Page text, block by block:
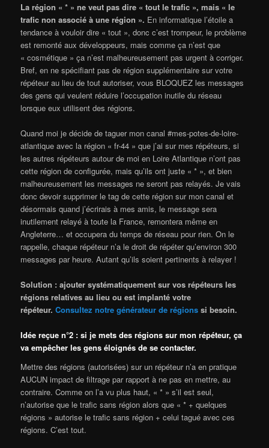
La région « * » ne veut pas dire « tout le trafic », mais « le
trafic non associé à une région ». En informatique l’étoile a
tendance à vouloir dire « tout », donc c’est trompeur, le problème
est remonté aux développeurs, mais comme ça n’est que
« cosmétique » ça n’est malheureusement pas urgent à corriger.
Bref, en ne spécifiant pas de région supplémentaire sur votre
répéteur au lieu de tout autoriser, vous BLOQUEZ les messages
des gens qui veulent réduire l’occupation inutile du réseau
lorsque eux utilisent des régions.
Quand moi je décide de taguer mon canal #mes-potes-de-loire-
atlantique avec la région « fr-44 » que j’ai sur mes répéteurs, si
les autres répéteurs autour de moi en Loire Atlantique n’ont pas
cette région de configurée, mais qu’ils ont juste « * », et bien
malheureusement les messages ne seront pas relayés. Je vais
donc devoir supprimer le tag de cette région sur mon canal et
désormais quand j’écrirais à mes amis, le message sera
inutilement relayé à toute la France, remontera même en
Angleterre… et occupera du temps de réseau pour rien. On le
rappelle, chaque répéteur n’a le droit de répéter qu’environ 300
messages par heure. Autant qu’ils soient pertinents à relayer !
Solution : ajouter systématiquement sur vos répéteurs les
régions relatives au lieu ou est implanté votre
répéteur.Consultez notre générateur de régions si besoin.
Idée reçue n°2 : si je mets des régions sur mon répéteur, ça
va empêcher les gens éloignés de se contacter.
Mettre des régions (autorisées) sur un répéteur n’a en pratique
AUCUN impact de filtrage par rapport à ne pas en mettre, au
contraire. Comme on l’a vu plus haut, « * » s’il est seul,
n’autorise que le trafic sans région alors que « * + quelques
régions » autorise le trafic sans région + celui tagué avec ces
régions. C’est tout.